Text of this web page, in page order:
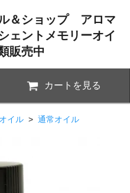
＆ショップ アロマ
ェントメモリーオイ
販売中
カートを見る
イル > 通常オイル